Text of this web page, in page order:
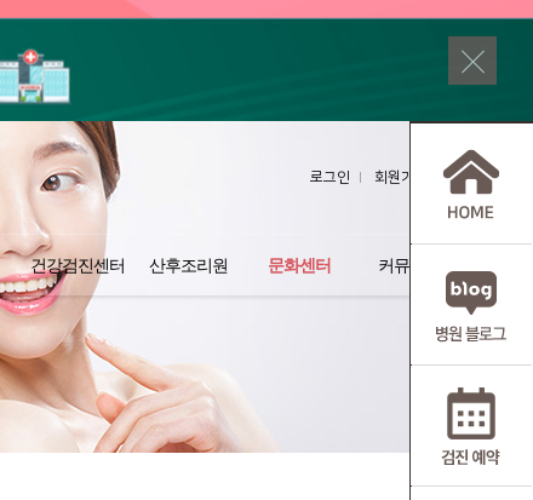
로그인 회원가입
건강검진센터 산후조리원 문화센터 커뮤니티